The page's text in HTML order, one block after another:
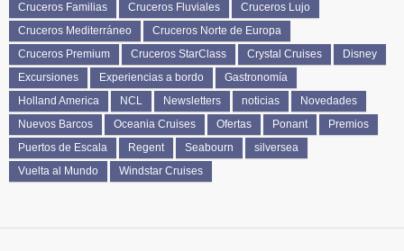
Cruceros Familias
Cruceros Fluviales
Cruceros Lujo
Cruceros Mediterráneo
Cruceros Norte de Europa
Cruceros Premium
Cruceros StarClass Crystal Cruises
Disney
Excursiones
Experiencias a bordo
Gastronomía
Holland America
NCL Newsletters noticias
Novedades
Nuevos Barcos
Oceania Cruises Ofertas Ponant
Premios
Puertos de Escala
Regent Seabourn
silversea
Vuelta al Mundo
Windstar Cruises